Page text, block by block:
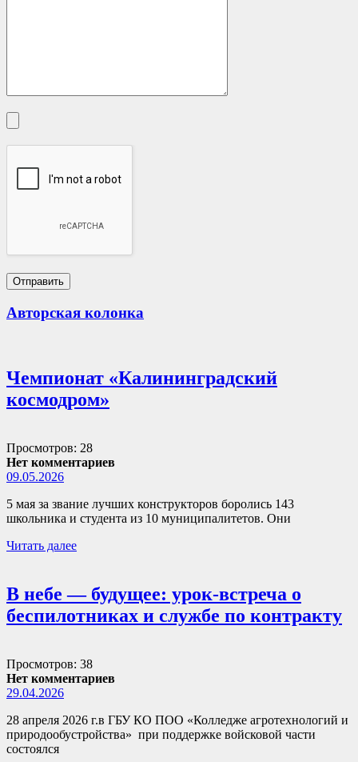
Авторская колонка
Чемпионат «Калининградский
космодром»
Просмотров: 28
Нет комментариев
09.05.2026
5 мая за звание лучших конструкторов боролись 143
школьника и студента из 10 муниципалитетов. Они
Читать далее
В небе — будущее: урок-встреча о
беспилотниках и службе по контракту
Просмотров: 38
Нет комментариев
29.04.2026
28 апреля 2026 г.в ГБУ КО ПОО «Колледже агротехнологий и
природообустройства» при поддержке войсковой части
состоялся